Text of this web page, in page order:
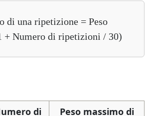
di una ripetizione = Peso
+ Numero di ripetizioni / 30)
di
Peso massimo di